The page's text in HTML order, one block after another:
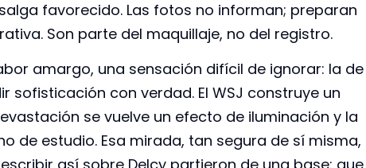
favorecido. Las fotos no informan; preparan
Son parte del maquillaje, no del registro.
amargo, una sensación difícil de ignorar: la de
con verdad. El WSJ construye un
se vuelve un efecto de iluminación y la
de estudio. Esa mirada, tan segura de sí misma,